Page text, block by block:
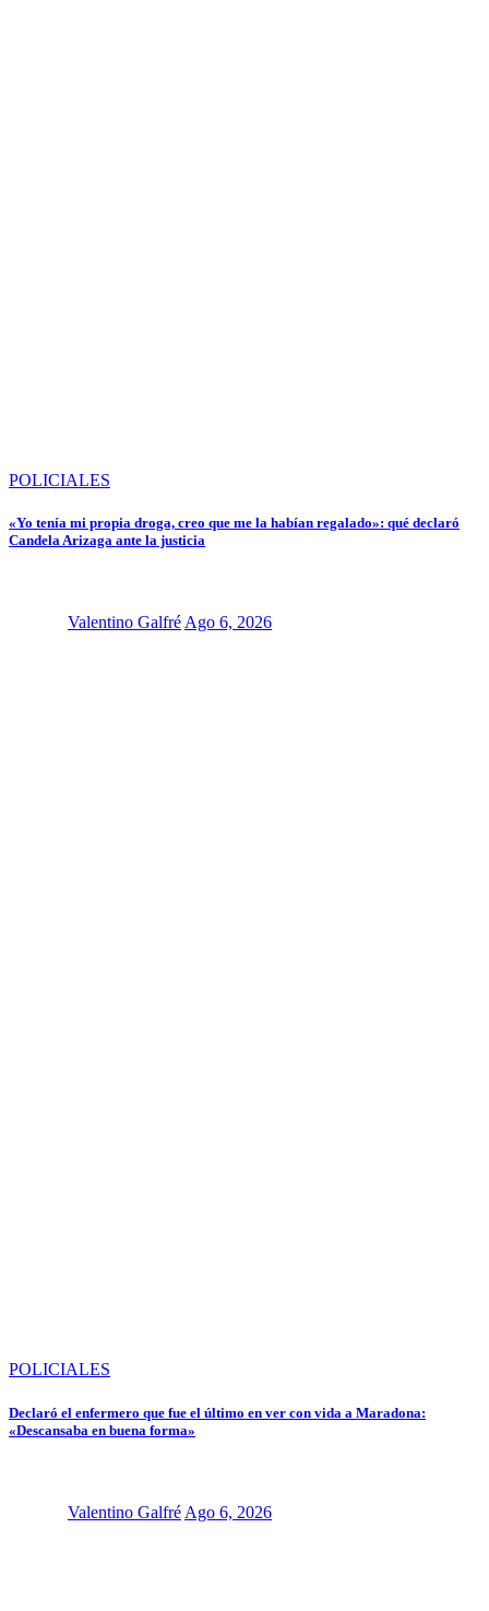
POLICIALES
«Yo tenía mi propia droga, creo que me la habían regalado»: qué declaró
Candela Arizaga ante la justicia
Valentino Galfré Ago 6, 2026
POLICIALES
Declaró el enfermero que fue el último en ver con vida a Maradona:
«Descansaba en buena forma»
Valentino Galfré Ago 6, 2026